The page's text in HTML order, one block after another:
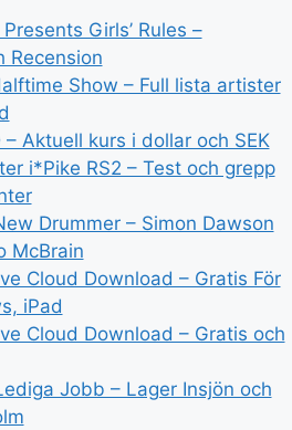
Girls’ Rules –
Recension
Show – Full lista artister
– Aktuell kurs i dollar och SEK
i*Pike RS2 – Test och grepp
Drummer – Simon Dawson
McBrain
Cloud Download – Gratis För
iPad
Cloud Download – Gratis och
Jobb – Lager Insjön och